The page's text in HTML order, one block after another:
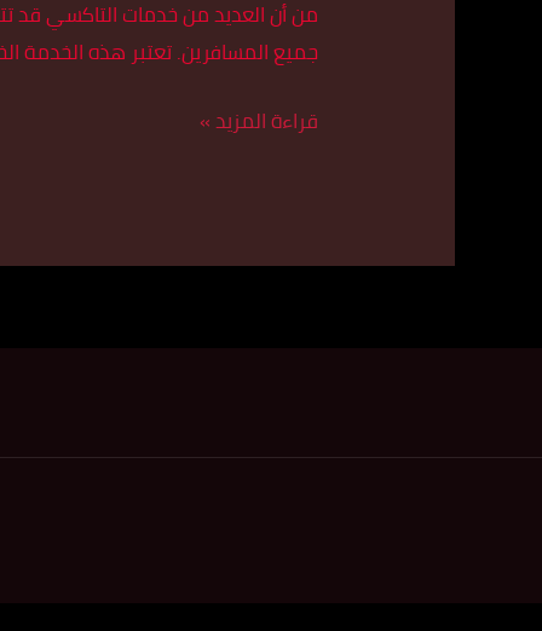
من أن العديد من خدمات التاكسي قد
جميع المسافرين. تعتبر هذه الخدمة
الكويت
اتصل
بنا
55179079
قراءة المزيد »